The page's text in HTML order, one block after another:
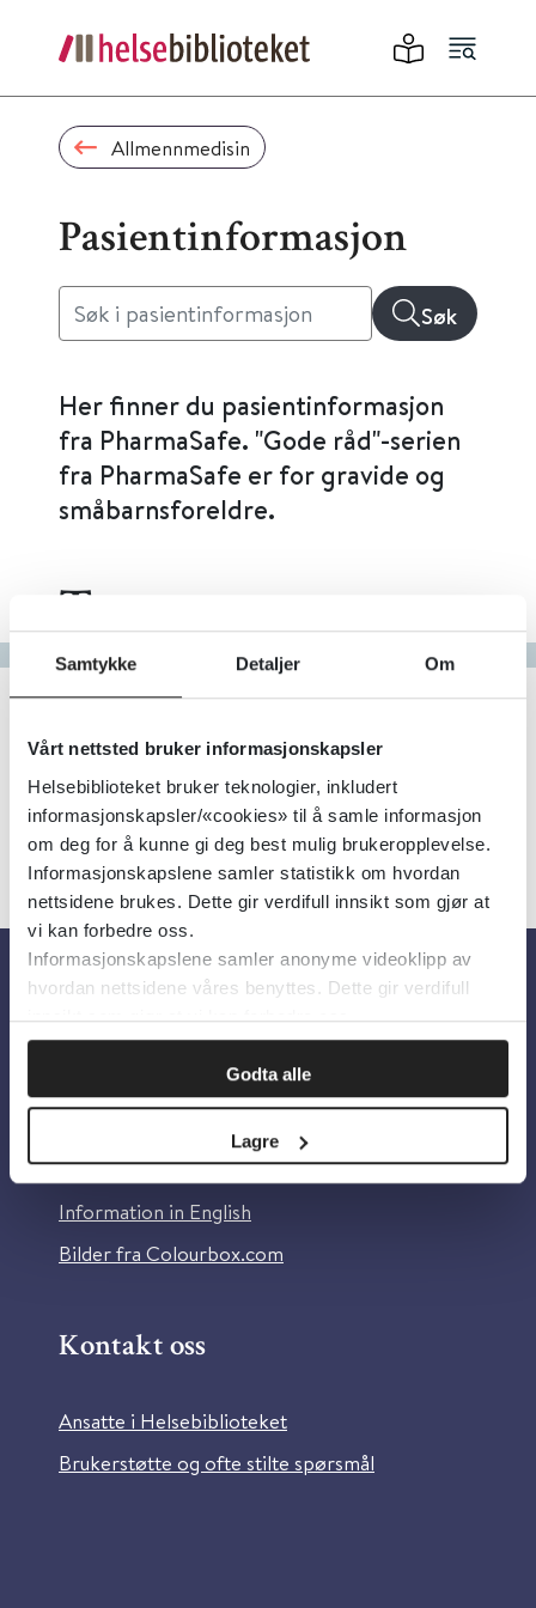
Samtykke Detaljer Om
Vårt nettsted bruker informasjonskapsler
Helsebiblioteket bruker teknologier, inkludert
informasjonskapsler/«cookies» til å samle informasjon
om deg for å kunne gi deg best mulig brukeropplevelse.
Informasjonskapslene samler statistikk om hvordan
nettsidene brukes. Dette gir verdifull innsikt som gjør at
vi kan forbedre oss.
Informasjonskapslene samler anonyme videoklipp av
hvordan nettsidene våres benyttes. Dette gir verdifull
innsikt som gjør at vi kan forbedre oss.
Godta alle
Lagre
Allmennmedisin
Pasientinformasjon
Søk
Her finner du pasientinformasjon
fra PharmaSafe. "Gode råd"-serien
fra PharmaSafe er for gravide og
småbarnsforeldre.
Tema
Gå til bokstav
Filter
3Treff Alfabetisk
Om oss
Om Helsebiblioteket
Personvern og informasjonskapsler
Tilgjengelighetserklæring
Information in English
Bilder fra Colourbox.com
Kontakt oss
Ansatte i Helsebiblioteket
Brukerstøtte og ofte stilte spørsmål